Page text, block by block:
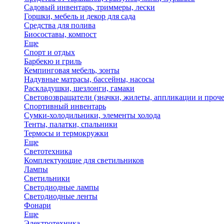
Садовый инвентарь, триммеры, лески
Горшки, мебель и декор для сада
Средства для полива
Биосоставы, компост
Еще
Спорт и отдых
Барбекю и гриль
Кемпинговая мебель, зонты
Надувные матрасы, бассейны, насосы
Раскладушки, шезлонги, гамаки
Световозвращатели (значки, жилеты, аппликации и
Спортивный инвентарь
Сумки-холодильники, элементы холода
Тенты, палатки, спальники
Термосы и термокружки
Еще
Светотехника
Комплектующие для светильников
Лампы
Светильники
Светодиодные лампы
Светодиодные ленты
Фонари
Еще